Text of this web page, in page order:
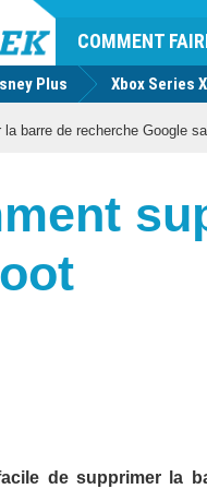
COMMENT
Plus Xbox Series X
barre de recherche Google
de supprimer la